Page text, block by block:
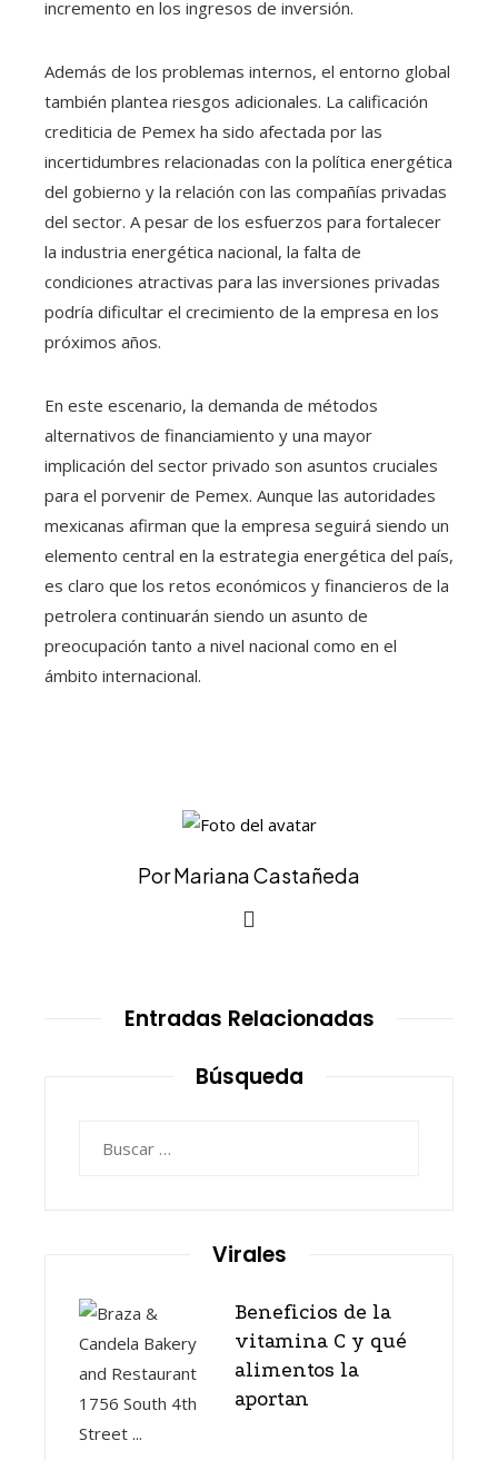
incremento en los ingresos de inversión.
Además de los problemas internos, el entorno global
también plantea riesgos adicionales. La calificación
crediticia de Pemex ha sido afectada por las
incertidumbres relacionadas con la política energética
del gobierno y la relación con las compañías privadas
del sector. A pesar de los esfuerzos para fortalecer
la industria energética nacional, la falta de
condiciones atractivas para las inversiones privadas
podría dificultar el crecimiento de la empresa en los
próximos años.
En este escenario, la demanda de métodos
alternativos de financiamiento y una mayor
implicación del sector privado son asuntos cruciales
para el porvenir de Pemex. Aunque las autoridades
mexicanas afirman que la empresa seguirá siendo un
elemento central en la estrategia energética del país,
es claro que los retos económicos y financieros de la
petrolera continuarán siendo un asunto de
preocupación tanto a nivel nacional como en el
ámbito internacional.
Por Mariana Castañeda
Entradas Relacionadas
Búsqueda
Virales
Beneficios de la
vitamina C y qué
alimentos la
aportan